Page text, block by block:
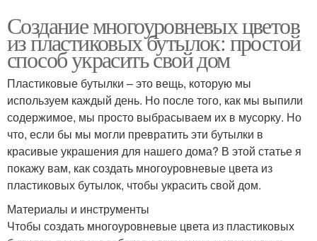
Создание многоуровневых цветов
из пластиковых бутылок: простой
способ украсить свой дом
Пластиковые бутылки – это вещь, которую мы
используем каждый день. Но после того, как мы выпили
содержимое, мы просто выбрасываем их в мусорку. Но
что, если бы мы могли превратить эти бутылки в
красивые украшения для нашего дома? В этой статье я
покажу вам, как создать многоуровневые цвета из
пластиковых бутылок, чтобы украсить свой дом.
Материалы и инструменты
Чтобы создать многоуровневые цвета из пластиковых